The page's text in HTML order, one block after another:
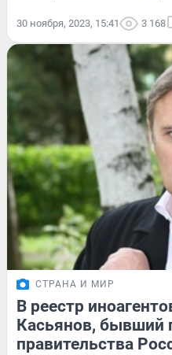
30 ноября, 2023, 15:41 3 168
СТРАНА И МИР
В реестр
Касьянов, бывший
правительства